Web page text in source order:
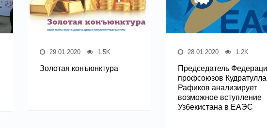
29.01.2020 1.5K
Золотая конъюнктура
28.01.2020 1.2K
Председатель
профсоюзов Кудратулла
Рафиков анализирует
возможное вступление
Узбекистана в ЕАЭС